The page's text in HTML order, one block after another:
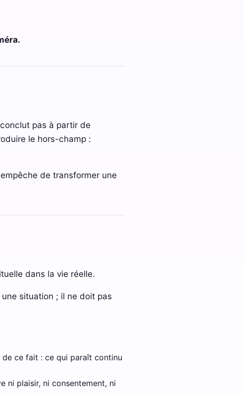
pas à partir de
le hors-champ :
de transformer une
dans la vie réelle.
situation ; il ne doit pas
ce fait : ce qui paraît continu
ni plaisir, ni consentement, ni